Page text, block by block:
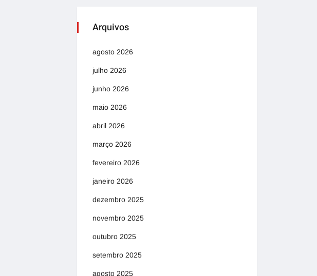
Arquivos
agosto 2026
julho 2026
junho 2026
maio 2026
abril 2026
março 2026
fevereiro 2026
janeiro 2026
dezembro 2025
novembro 2025
outubro 2025
setembro 2025
agosto 2025